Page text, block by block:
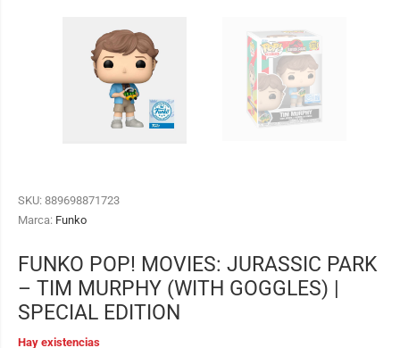
SKU: 889698871723
Marca: Funko
FUNKO POP! MOVIES: JURASSIC PARK
– TIM MURPHY (WITH GOGGLES) |
SPECIAL EDITION
Hay existencias